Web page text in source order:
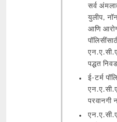
सर्व
युलीप,
आणि
पद्धत
ई-टर्म
परवानगी